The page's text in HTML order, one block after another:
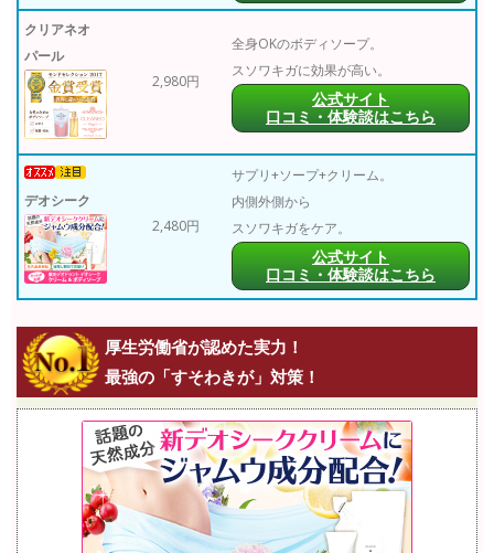
クリアネオ
パール
2,980円
全身OKのボディソープ。
スソワキガに効果が高い。
公式サイト
口コミ・体験談はこちら
デオシーク
2,480円
サプリ+ソープ+クリーム。
内側外側から
スソワキガをケア。
公式サイト
口コミ・体験談はこちら
厚生労働省が認めた実力！
最強の「すそわきが」対策！